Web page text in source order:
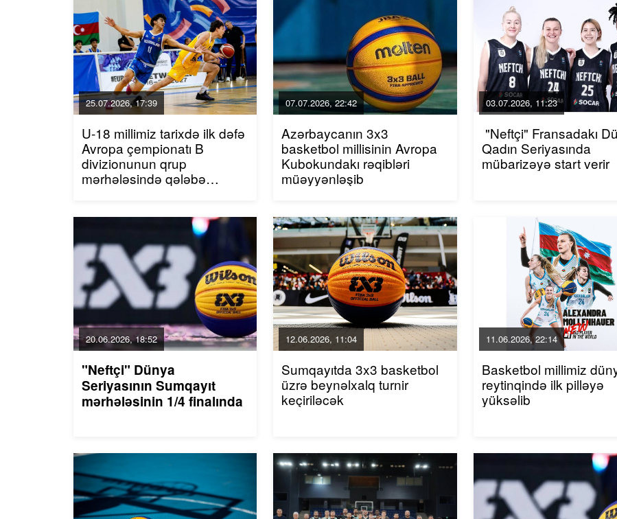
25.07.2026, 17:39
U-18 millimiz tarixdə ilk dəfə
Avropa çempionatı B
divizionunun qrup
mərhələsində qələbə
07.07.2026, 22:42
Azərbaycanın 3x3
basketbol millisinin Avropa
Kubokundakı rəqibləri
müəyyənləşib
03.07.2026, 11:23
"Neftçi" Fransadakı
Qadın Seriyasında
mübarizəyə start verir
20.06.2026, 18:52
"Neftçi" Dünya
Seriyasının Sumqayıt
mərhələsinin 1/4 finalında
12.06.2026, 11:04
Sumqayıtda 3x3 basketbol
üzrə beynəlxalq turnir
keçiriləcək
11.06.2026, 22:14
Basketbol millimiz
reytinqində ilk pilləyə
yüksəlib